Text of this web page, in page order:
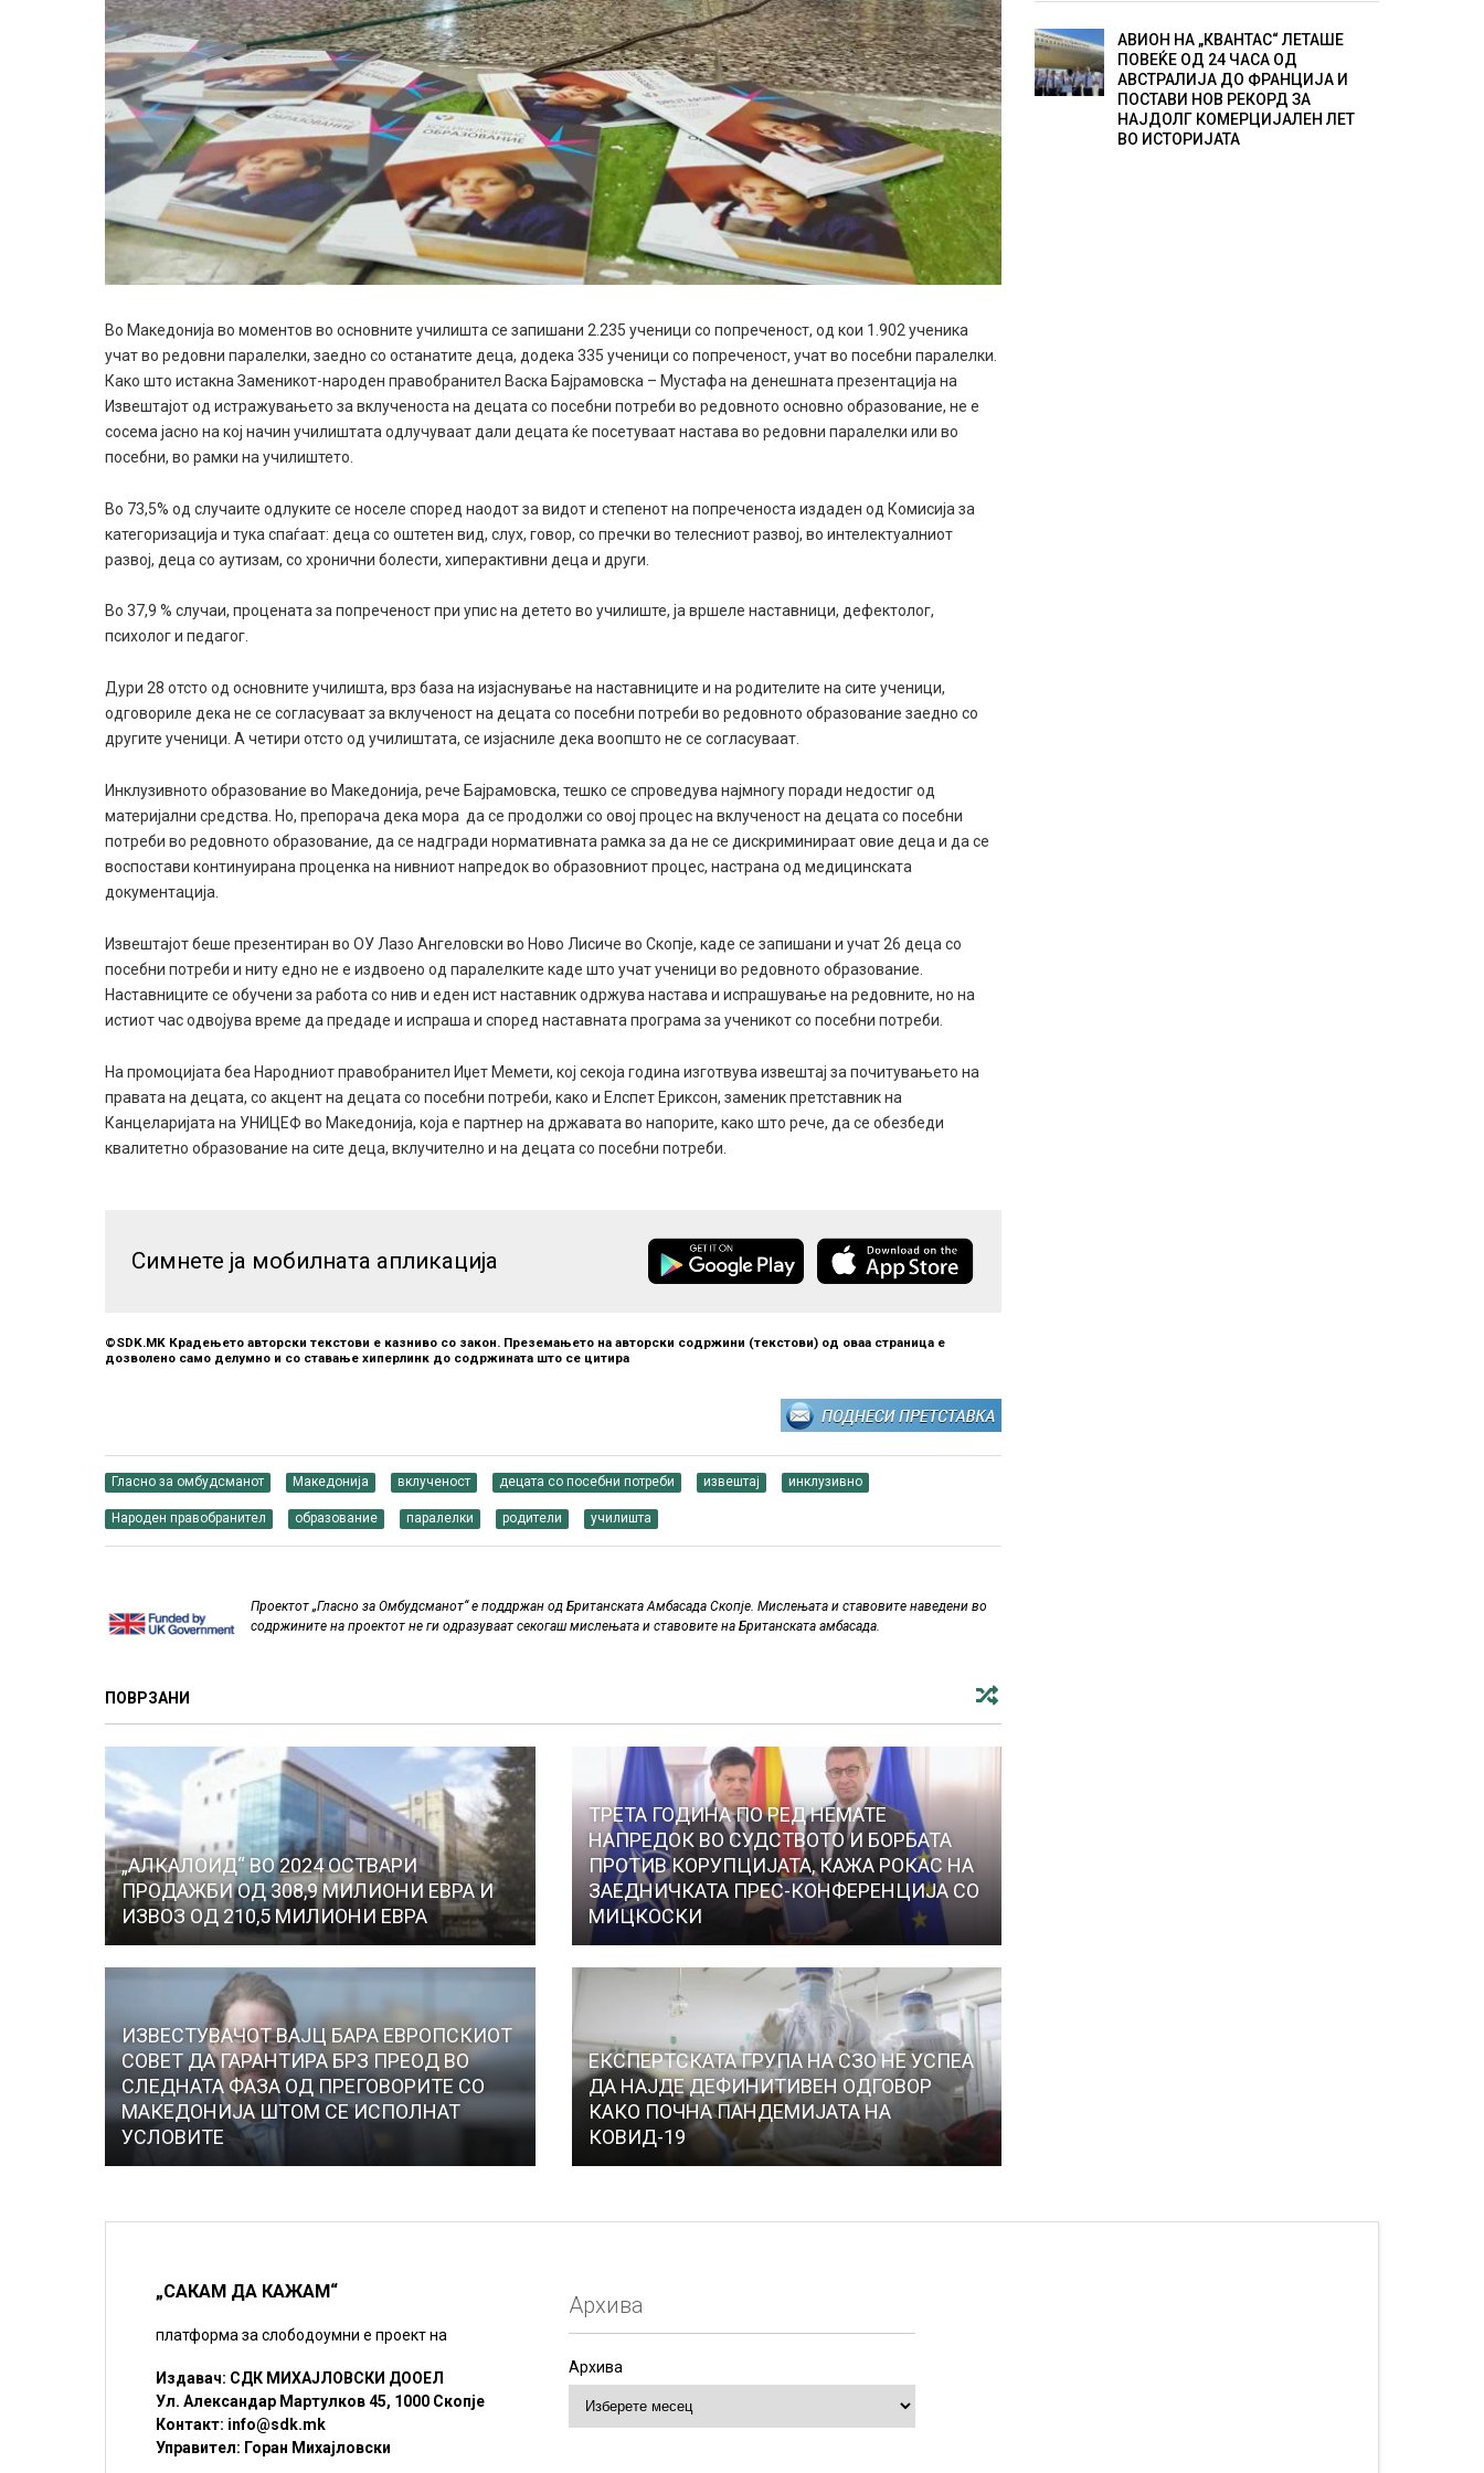
Во Македонија во моментов во основните училишта се запишани 2.235 ученици со попреченост, од кои 1.902 ученика
учат во редовни паралелки, заедно со останатите деца, додека 335 ученици со попреченост, учат во посебни паралелки.
Како што истакна Заменикот-народен правобранител Васка Бајрамовска – Мустафа на денешната презентација на
Извештајот од истражувањето за вклученоста на децата со посебни потреби во редовното основно образование, не е
сосема јасно на кој начин училиштата одлучуваат дали децата ќе посетуваат настава во редовни паралелки или во
посебни, во рамки на училиштето.
Во 73,5% од случаите одлуките се носеле според наодот за видот и степенот на попреченоста издаден од Комисија за
категоризација и тука спаѓаат: деца со оштетен вид, слух, говор, со пречки во телесниот развој, во интелектуалниот
развој, деца со аутизам, со хронични болести, хиперактивни деца и други.
Во 37,9 % случаи, процената за попреченост при упис на детето во училиште, ја вршеле наставници, дефектолог,
психолог и педагог.
Дури 28 отсто од основните училишта, врз база на изјаснување на наставниците и на родителите на сите ученици,
одговориле дека не се согласуваат за вклученост на децата со посебни потреби во редовното образование заедно со
другите ученици. А четири отсто од училиштата, се изјасниле дека воопшто не се согласуваат.
Инклузивното образование во Македонија, рече Бајрамовска, тешко се спроведува најмногу поради недостиг од
материјални средства. Но, препорача дека мора да се продолжи со овој процес на вклученост на децата со посебни
потреби во редовното образование, да се надгради нормативната рамка за да не се дискриминираат овие деца и да се
воспостави континуирана проценка на нивниот напредок во образовниот процес, настрана од медицинската
документација.
Извештајот беше презентиран во ОУ Лазо Ангеловски во Ново Лисиче во Скопје, каде се запишани и учат 26 деца со
посебни потреби и ниту едно не е издвоено од паралелките каде што учат ученици во редовното образование.
Наставниците се обучени за работа со нив и еден ист наставник одржува настава и испрашување на редовните, но на
истиот час одвојува време да предаде и испраша и според наставната програма за ученикот со посебни потреби.
На промоцијата беа Народниот правобранител Иџет Мемети, кој секоја година изготвува извештај за почитувањето на
правата на децата, со акцент на децата со посебни потреби, како и Елспет Ериксон, заменик претставник на
Канцеларијата на УНИЦЕФ во Македонија, која е партнер на државата во напорите, како што рече, да се обезбеди
квалитетно образование на сите деца, вклучително и на децата со посебни потреби.
Симнете ја мобилната апликација
©SDK.MK Крадењето авторски текстови е казниво со закон. Преземањето на авторски содржини (текстови) од оваа страница е
дозволено само делумно и со ставање хиперлинк до содржината што се цитира
Гласно за омбудсманот Македонија вклученост децата со посебни потреби извештај инклузивно
Народен правобранител образование паралелки родители училишта
Проектот „Гласно за Омбудсманот“ е поддржан од Британската Амбасада Скопје. Мислењата и ставовите наведени во
содржините на проектот не ги одразуваат секогаш мислењата и ставовите на Британската амбасада.
ПОВРЗАНИ
„АЛКАЛОИД“ ВО 2024 ОСТВАРИ
ПРОДАЖБИ ОД 308,9 МИЛИОНИ ЕВРА И
ИЗВОЗ ОД 210,5 МИЛИОНИ ЕВРА
ТРЕТА ГОДИНА ПО РЕД НЕМАТЕ
НАПРЕДОК ВО СУДСТВОТО И БОРБАТА
ПРОТИВ КОРУПЦИЈАТА, КАЖА РОКАС НА
ЗАЕДНИЧКАТА ПРЕС-КОНФЕРЕНЦИЈА СО
МИЦКОСКИ
ИЗВЕСТУВАЧОТ ВАЈЦ БАРА ЕВРОПСКИОТ
СОВЕТ ДА ГАРАНТИРА БРЗ ПРЕОД ВО
СЛЕДНАТА ФАЗА ОД ПРЕГОВОРИТЕ СО
МАКЕДОНИЈА ШТОМ СЕ ИСПОЛНАТ
УСЛОВИТЕ
ЕКСПЕРТСКАТА ГРУПА НА СЗО НЕ УСПЕА
ДА НАЈДЕ ДЕФИНИТИВЕН ОДГОВОР
КАКО ПОЧНА ПАНДЕМИЈАТА НА
КОВИД-19
АВИОН НА „КВАНТАС“ ЛЕТАШЕ
ПОВЕЌЕ ОД 24 ЧАСА ОД
АВСТРАЛИЈА ДО ФРАНЦИЈА И
ПОСТАВИ НОВ РЕКОРД ЗА
НАЈДОЛГ КОМЕРЦИЈАЛЕН ЛЕТ
ВО ИСТОРИЈАТА
„САКАМ ДА КАЖАМ“
платформа за слободоумни е проект на
Издавач: СДК МИХАЈЛОВСКИ ДООЕЛ
Ул. Александар Мартулков 45, 1000 Скопје
Контакт: info@sdk.mk
Управител: Горан Михајловски
Архива
Архива